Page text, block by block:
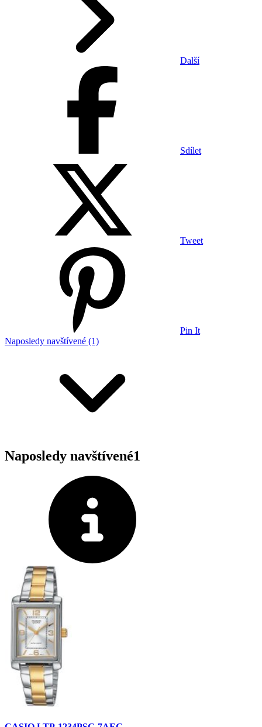
Další
Sdílet
Tweet
Pin It
Naposledy navštívené (1)
Naposledy navštívené1